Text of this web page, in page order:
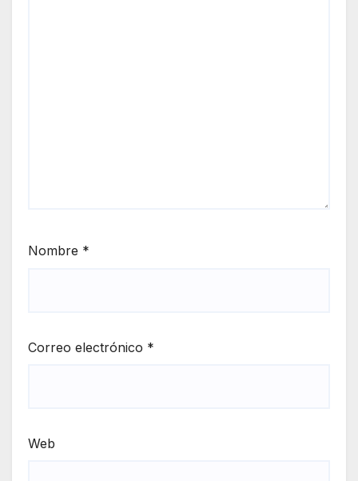
Nombre *
Correo electrónico *
Web